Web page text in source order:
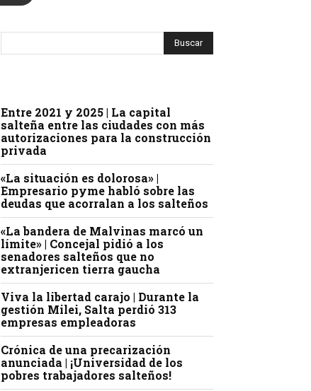
Entre 2021 y 2025 | La capital
salteña entre las ciudades con más
autorizaciones para la construcción
privada
«La situación es dolorosa» |
Empresario pyme habló sobre las
deudas que acorralan a los salteños
«La bandera de Malvinas marcó un
límite» | Concejal pidió a los
senadores salteños que no
extranjericen tierra gaucha
Viva la libertad carajo | Durante la
gestión Milei, Salta perdió 313
empresas empleadoras
Crónica de una precarización
anunciada | ¡Universidad de los
pobres trabajadores salteños!